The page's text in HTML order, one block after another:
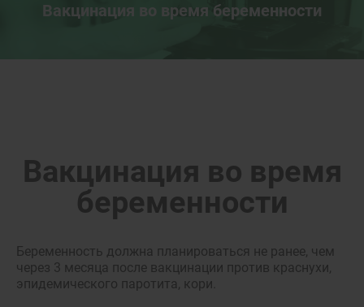
Вакцинация во время беременности
Вакцинация во время
беременности
Беременность должна планироваться не ранее, чем
через 3 месяца после вакцинации против краснухи,
эпидемического паротита, кори.